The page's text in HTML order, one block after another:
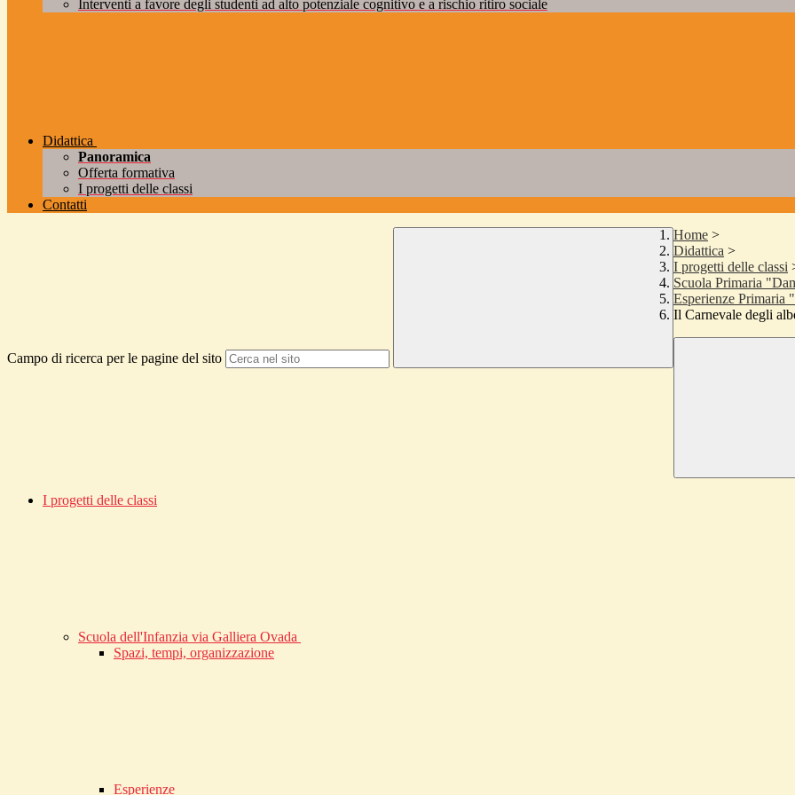
Interventi a favore degli studenti ad alto potenziale cognitivo e a rischio ritiro sociale
Didattica
Panoramica
Offerta formativa
I progetti delle classi
Contatti
Campo di ricerca per le pagine del sito
Home >
Didattica >
I progetti delle classi
Scuola Primaria
Esperienze Primaria
Il Carnevale degli
I progetti delle classi
Scuola dell'Infanzia via Galliera Ovada
Spazi, tempi, organizzazione
Esperienze